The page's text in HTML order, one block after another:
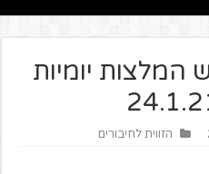
המלצות יומיות
הזווית לחיבורים